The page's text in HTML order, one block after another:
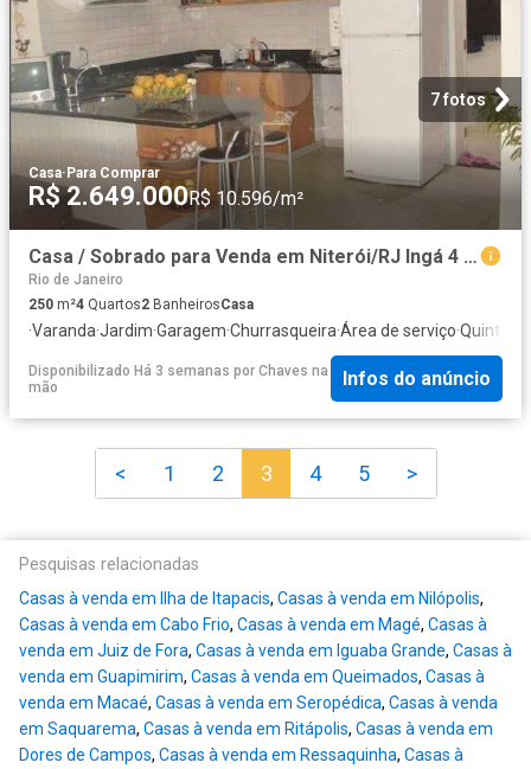
7 fotos
Casa·Para Comprar
R$ 2.649.000R$ 10.596/m²
Casa / Sobrado para Venda em Niterói/RJ Ingá 4 Quartos
Rio de Janeiro
250 m²4 Quartos2 BanheirosCasa
·Varanda·Jardim·Garagem·Churrasqueira·Área de serviço·Quintal
Disponibilizado Há 3 semanas por Chaves na
mão
Infos do anúncio
< 1 2 3 4 5 >
Pesquisas relacionadas
Casas à venda em Ilha de Itapacis, Casas à venda em Nilópolis,
Casas à venda em Cabo Frio, Casas à venda em Magé, Casas à
venda em Juiz de Fora, Casas à venda em Iguaba Grande, Casas à
venda em Guapimirim, Casas à venda em Queimados, Casas à
venda em Macaé, Casas à venda em Seropédica, Casas à venda
em Saquarema, Casas à venda em Ritápolis, Casas à venda em
Dores de Campos, Casas à venda em Ressaquinha, Casas à